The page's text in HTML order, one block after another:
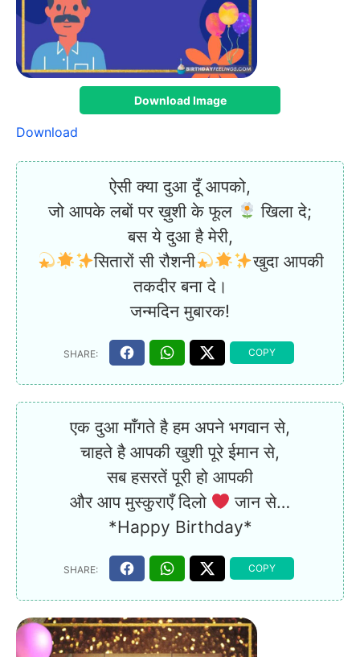
Download Image
Download
ऐसी क्या दुआ दूँ आपको,
जो आपके लबों पर ख़ुशी के फूल
खिला दे;
बस ये दुआ है मेरी,
सितारों सी रौशनी
खुदा आपकी
तकदीर बना दे।
जन्मदिन मुबारक!
एक दुआ माँगते है हम अपने भगवान से,
चाहते है आपकी खुशी पूरे ईमान से,
सब हसरतें पूरी हो आपकी
और आप मुस्कुराएँ दिलो
जान से…
*Happy Birthday*